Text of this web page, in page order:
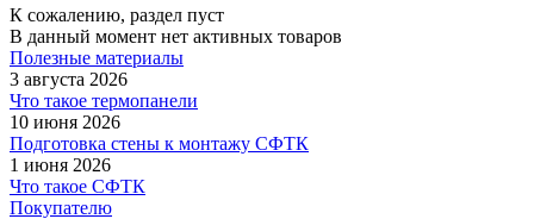
К сожалению, раздел пуст
В данный момент нет активных товаров
Полезные материалы
3 августа 2026
Что такое термопанели
10 июня 2026
Подготовка стены к монтажу СФТК
1 июня 2026
Что такое СФТК
Покупателю